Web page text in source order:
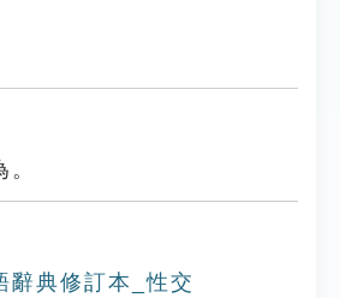
辭典修訂本_性交